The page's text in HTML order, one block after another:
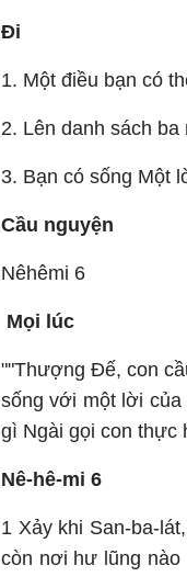
Đi
1. Một điều bạn có
2. Lên danh sách
3. Bạn có sống Một
Cầu nguyện
Nêhêmi 6
Mọi lúc
""Thượng Đế, con
sống với một lời của
gì Ngài gọi con thực
Nê-hê-mi 6
1 Xảy khi San-ba-
còn nơi hư lũng nào